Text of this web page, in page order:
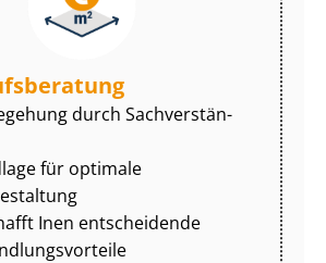
durch Sach­ver­stän­
für optimale
Inen entscheidende